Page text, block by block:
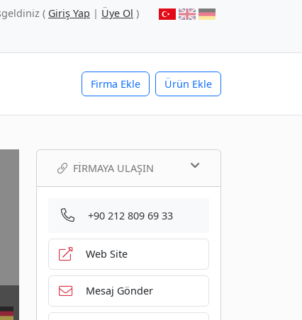
( Giriş Yap | Üye Ol )
Firma Ekle Ürün Ekle
FIRMAYA ULAŞIN
+90 212 809 69 33
Web Site
Mesaj Gönder